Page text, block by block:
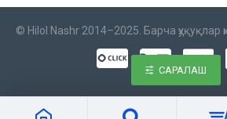
© Hilol Nashr 2014–2025. Барча ҳуқуқлар
САРАЛАШ